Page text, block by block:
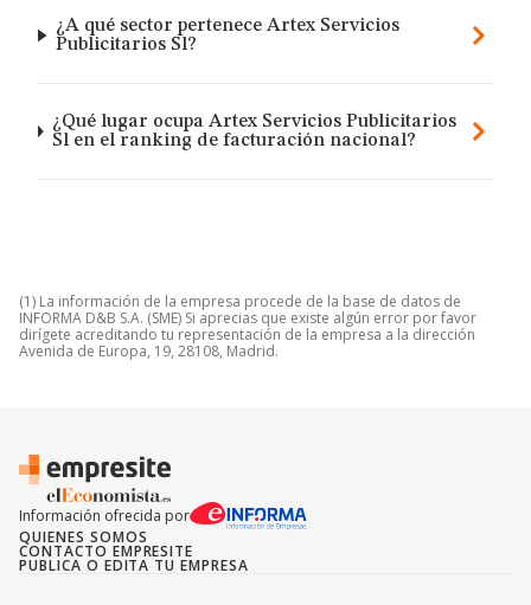
¿A qué sector pertenece Artex Servicios
Publicitarios Sl?
¿Qué lugar ocupa Artex Servicios Publicitarios
Sl en el ranking de facturación nacional?
(1) La información de la empresa procede de la base de datos de
INFORMA D&B S.A. (SME) Si aprecias que existe algún error por favor
dirígete acreditando tu representación de la empresa a la dirección
Avenida de Europa, 19, 28108, Madrid.
Información ofrecida por
QUIENES SOMOS
CONTACTO EMPRESITE
PUBLICA O EDITA TU EMPRESA